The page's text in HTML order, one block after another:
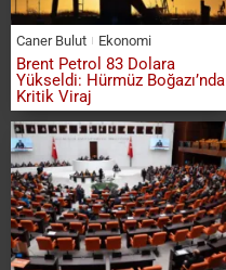
Caner Bulut Ekonomi
Brent Petrol 83 Dolara
Yükseldi: Hürmüz Boğazı’nda
Kritik Viraj